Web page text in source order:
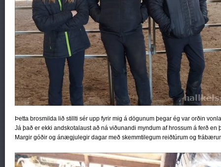
Þetta brosmilda lið stillti sér upp fyrir mig á dögunum þegar ég var orðin
Já það er ekki andskotalaust að ná viðunandi myndum af hrossum á ferð en
Margir góðir og ánægjulegir dagar með skemmtilegum reiðtúrum og